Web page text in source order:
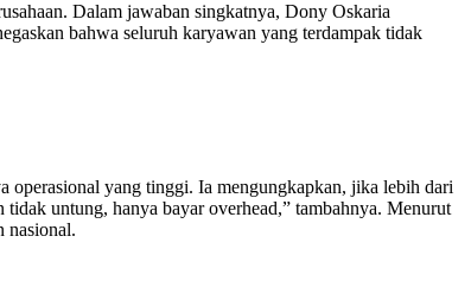
Dalam jawaban singkatnya, Dony Oskaria
bahwa seluruh karyawan yang terdampak tidak
operasional yang tinggi. Ia mengungkapkan, jika lebih dari
untung, hanya bayar overhead,” tambahnya. Menurut
nasional.